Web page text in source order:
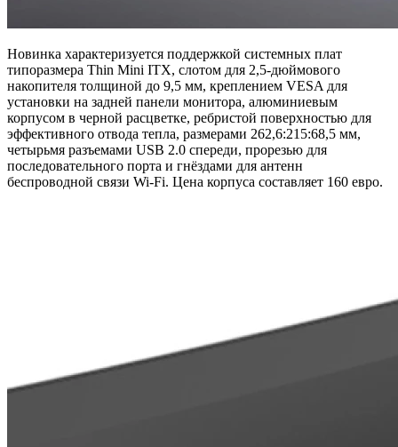
Новинка характеризуется поддержкой системных плат
типоразмера Thin Mini ITX, слотом для 2,5-дюймового
накопителя толщиной до 9,5 мм, креплением VESA для
установки на задней панели монитора, алюминиевым
корпусом в черной расцветке, ребристой поверхностью для
эффективного отвода тепла, размерами 262,6:215:68,5 мм,
четырьмя разъемами USB 2.0 спереди, прорезью для
последовательного порта и гнёздами для антенн
беспроводной связи Wi-Fi. Цена корпуса составляет 160 евро.